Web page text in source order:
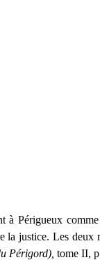
Périgueux
justice. Les deux
Périgord), tome II,